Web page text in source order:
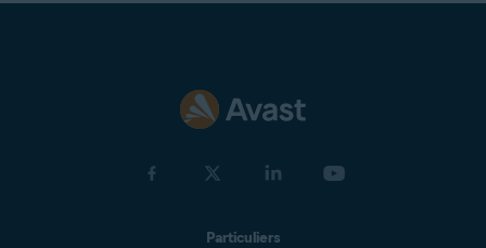
Particuliers